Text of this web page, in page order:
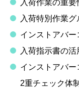
入荷作業の重要
入荷特別作業
インストアバ
入荷指示書の活
インストアバ
2重チェック体制